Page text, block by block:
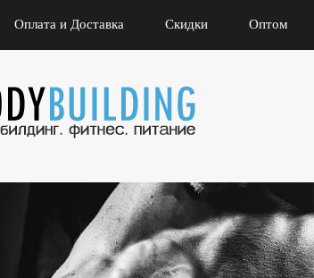
Оплата и Доставка Скидки Оптом